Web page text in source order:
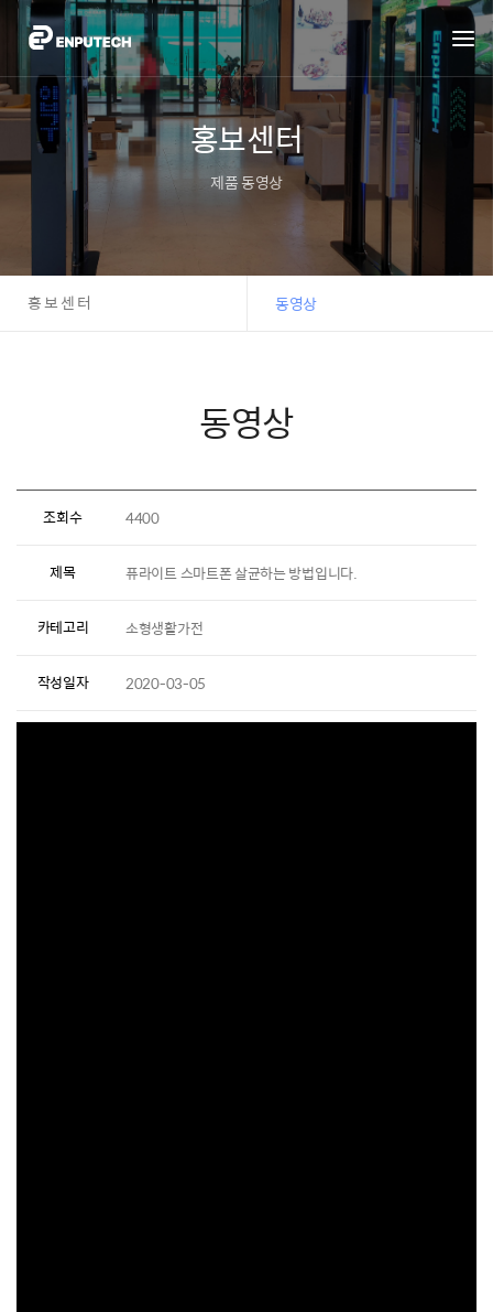
홍보센터
제품 동영상
홍보센터 동영상
동영상
조회수 4400
제목 퓨라이트 스마트폰 살균하는 방법입니다.
카테고리 소형생활가전
작성일자 2020-03-05